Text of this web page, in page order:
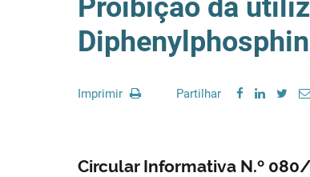
Proibição da
Imprimir Partilhar
Circular Informativa N.º